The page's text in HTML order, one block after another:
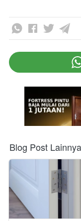
`
Blog Post Lainnya